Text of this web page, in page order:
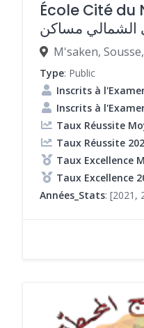
École Cité
الشمالي مساكن
M'saken,
Type: Public
Inscrits à
Inscrits à
Taux Réussite
Taux Réussite
Taux Excellence
Taux Excellence
Années_Stats: [2021,